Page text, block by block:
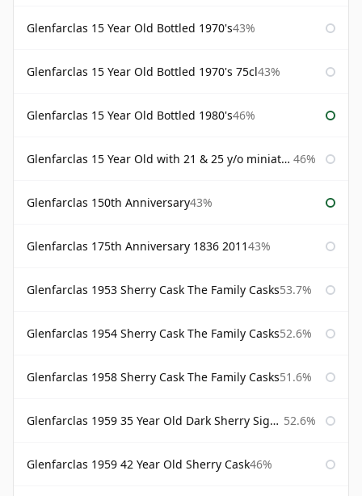
Glenfarclas 15 Year Old Bottled 1970's43%
Glenfarclas 15 Year Old Bottled 1970's 75cl43%
Glenfarclas 15 Year Old Bottled 1980's46%
Glenfarclas 15 Year Old with 21 & 25 y/o miniatures 46%
Glenfarclas 150th Anniversary43%
Glenfarclas 175th Anniversary 1836 201143%
Glenfarclas 1953 Sherry Cask The Family Casks53.7%
Glenfarclas 1954 Sherry Cask The Family Casks52.6%
Glenfarclas 1958 Sherry Cask The Family Casks51.6%
Glenfarclas 1959 35 Year Old Dark Sherry Signatory 52.6%
Glenfarclas 1959 42 Year Old Sherry Cask46%